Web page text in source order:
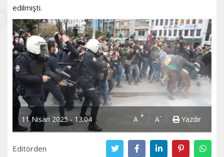
edilmişti.
11 Nisan 2025 - 13:04 A + A- Yazdır
Editörden